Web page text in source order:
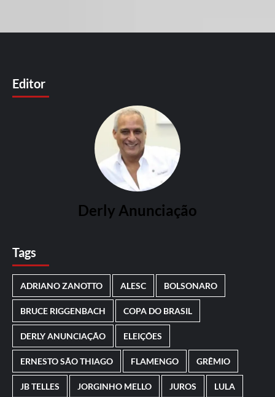
Editor
Derly Anunciação
Tags
ADRIANO ZANOTTO ALESC BOLSONARO
BRUCE RIGGENBACH COPA DO BRASIL
DERLY ANUNCIAÇÃO ELEIÇÕES
ERNESTO SÃO THIAGO FLAMENGO GRÊMIO
JB TELLES JORGINHO MELLO JUROS LULA